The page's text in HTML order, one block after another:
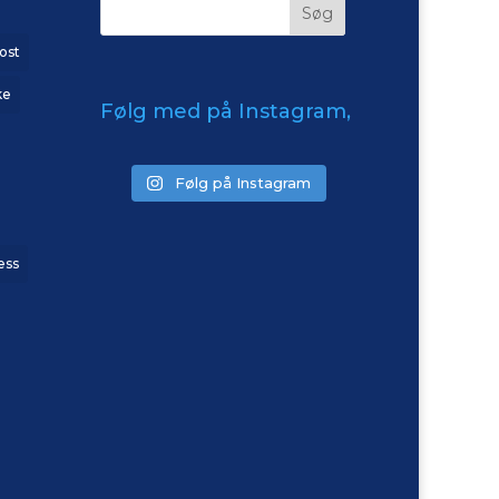
Følg med på Instagram,
Følg på Instagram